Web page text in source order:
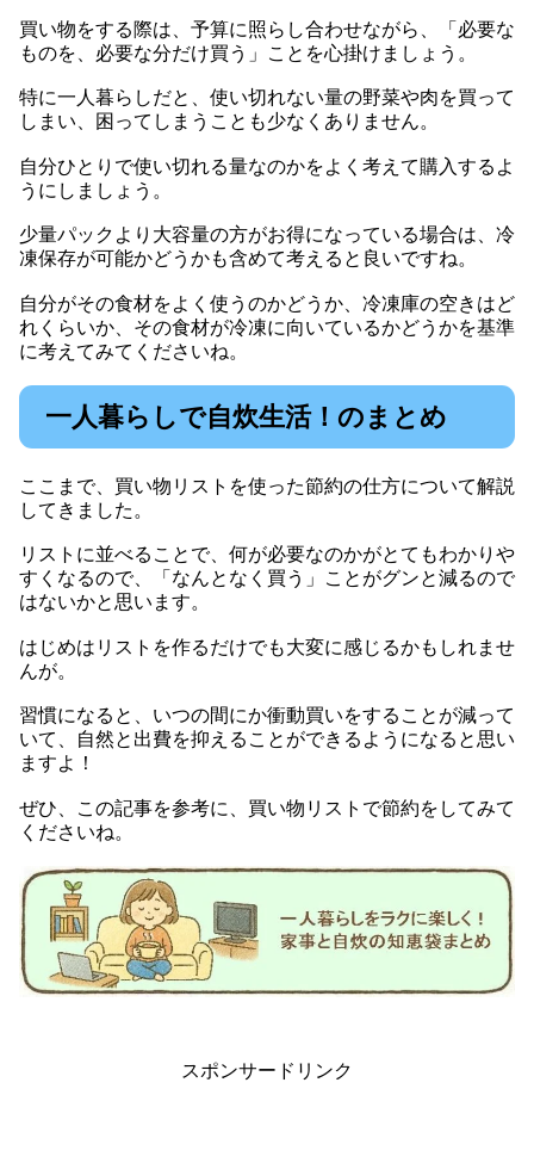
買い物をする際は、予算に照らし合わせながら、「必要な
ものを、必要な分だけ買う」ことを心掛けましょう。
特に一人暮らしだと、使い切れない量の野菜や肉を買って
しまい、困ってしまうことも少なくありません。
自分ひとりで使い切れる量なのかをよく考えて購入するよ
うにしましょう。
少量パックより大容量の方がお得になっている場合は、冷
凍保存が可能かどうかも含めて考えると良いですね。
自分がその食材をよく使うのかどうか、冷凍庫の空きはど
れくらいか、その食材が冷凍に向いているかどうかを基準
に考えてみてくださいね。
一人暮らしで自炊生活！のまとめ
ここまで、買い物リストを使った節約の仕方について解説
してきました。
リストに並べることで、何が必要なのかがとてもわかりや
すくなるので、「なんとなく買う」ことがグンと減るので
はないかと思います。
はじめはリストを作るだけでも大変に感じるかもしれませ
んが。
習慣になると、いつの間にか衝動買いをすることが減って
いて、自然と出費を抑えることができるようになると思い
ますよ！
ぜひ、この記事を参考に、買い物リストで節約をしてみて
くださいね。
スポンサードリンク